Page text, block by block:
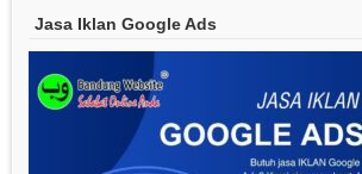
Jasa Iklan Google Ads